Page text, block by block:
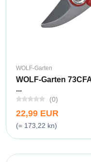
WOLF-Garten
WOLF-Garten
...
(0)
22,99 EUR
(= 173,22 kn)